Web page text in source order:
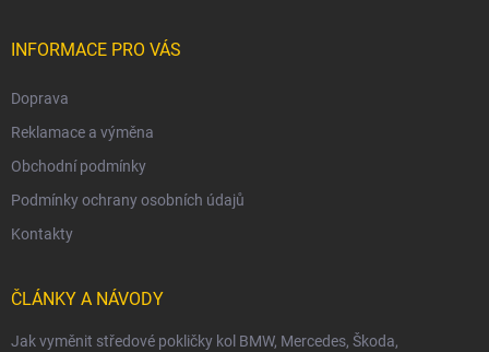
INFORMACE PRO VÁS
Doprava
Reklamace a výměna
Obchodní podmínky
Podmínky ochrany osobních údajů
Kontakty
ČLÁNKY A NÁVODY
Jak vyměnit středové pokličky kol BMW, Mercedes, Škoda,